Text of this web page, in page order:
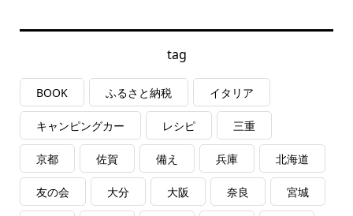
tag
BOOK ふるさと納税 イタリア
キャンピングカー レシピ 三重
京都 佐賀 備え 兵庫 北海道
友の会 大分 大阪 奈良 宮城